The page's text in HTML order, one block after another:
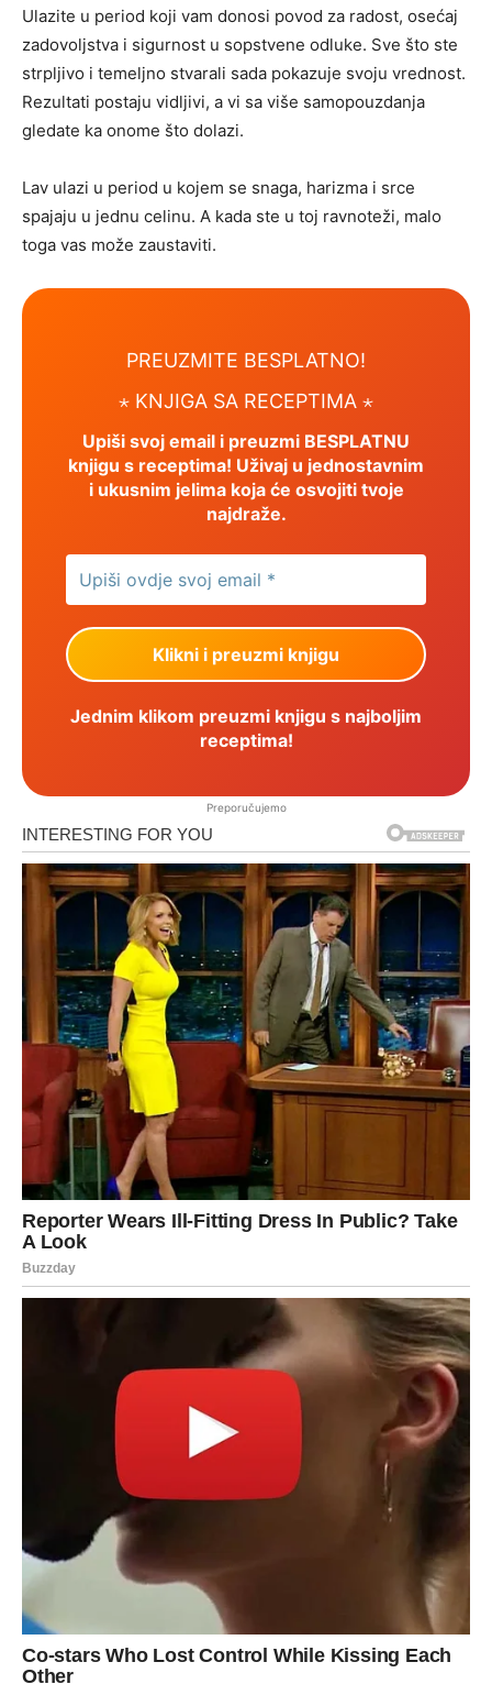
Ulazite u period koji vam donosi povod za radost, osećaj
zadovoljstva i sigurnost u sopstvene odluke. Sve što ste
strpljivo i temeljno stvarali sada pokazuje svoju vrednost.
Rezultati postaju vidljivi, a vi sa više samopouzdanja
gledate ka onome što dolazi.
Lav ulazi u period u kojem se snaga, harizma i srce
spajaju u jednu celinu. A kada ste u toj ravnoteži, malo
toga vas može zaustaviti.
PREUZMITE BESPLATNO!
⋆ KNJIGA SA RECEPTIMA ⋆
Upiši svoj email i preuzmi BESPLATNU
knjigu s receptima! Uživaj u jednostavnim
i ukusnim jelima koja će osvojiti tvoje
najdraže.
Jednim klikom preuzmi knjigu s najboljim
receptima!
Preporučujemo